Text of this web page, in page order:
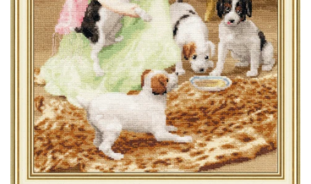
1/2
Изображения и цвет представленного товара могут незначительно
отличаться от оригинала продукции, взависимости от разрешения и
настроек вашего монитора, а также условий освещения при съемке
Вышивка ЧМ-050 Вечерний чай